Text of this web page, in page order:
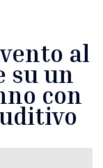
al
su un
con